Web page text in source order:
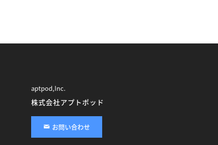
aptpod,Inc.
株式会社アプトポッド
お問い合わせ